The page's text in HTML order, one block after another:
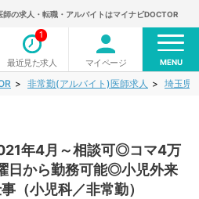
師の求人・転職・アルバイトはマイナビDOCTOR
最近見た求人
1
マイページ MENU
非常勤(アルバイト)医師求人 埼玉県
年4月～相談可◎コマ4万
日から勤務可能◎小児外来
（小児科／非常勤）